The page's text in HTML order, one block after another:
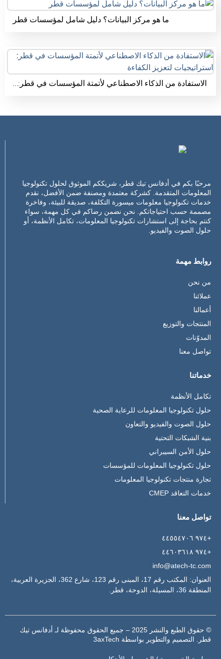
ما هو مركز البيانات؟ دليل شامل لمؤسسات قطر
الاستفادة من الذكاء الاصطناعي لأتمتة المؤسسات في قطر:…
مرحبًا بكم في أدفانس تيك قطر، شريككم الموثوق لحلول تكنولوجيا
المعلومات المتقدمة. كشركة معتمدة ومصنفة ضمن الأفضل، نقدم
خدمات تكنولوجيا معلومات ميسورة التكلفة، صديقة للبيئة، وفاخرة
مصممة حسب احتياجاتكم. نحن نضمن رضاكم في كل مهمة، سواء
كنتم بحاجة إلى استشارات تكنولوجيا المعلومات، تكامل الأنظمة، أو
حلول الصوت والفيديو.
روابط مهمة
من نحن
عملائنا
أعمالنا
المنتجات والتوزيع
المدوّنات
تواصل معنا
خدماتنا
تكامل الأنظمة
حلول تكنولوجيا المعلومات للرعاية الصحية
حلول الصوت والفيديو والتعاون
بنية الشبكات التحتية
حلول الأمن السيبراني
حلول تكنولوجيا المعلومات للمؤسسات
تجارة منتجات تكنولوجيا المعلومات
خدمات التعاقد CMEP
تواصل معنا
+٩٧٤ ٤٤٥٥٤٧٠٦
+٩٧٤ ٤٤٦٠٣٦١٨
info@atech-tc.com
العنوان: المكتب رقم 17، المبنى رقم 123، شارع 362، الجزيرة العربية،
المنطقة 36، المسيلة، الدوحة، قطر.
© حقوق الطبع والنشر 2025 – جميع الحقوق محفوظة لـ أدفانس تيك
قطر. التصميم والتطوير بواسطة 3axTech